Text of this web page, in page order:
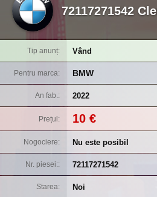
72117271542
Tip anunț Vând
Pentru marca BMW
An fab. 2022
Prețul 10 €
Nogociere Nu este posibil
Nr. piesei: 72117271542
Starea Noi